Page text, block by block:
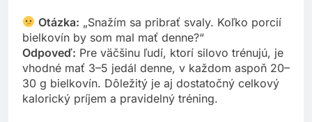
Otázka: „Snažím sa pribrať svaly. Koľko porcií
bielkovín by som mal mať denne?“
Odpoveď: Pre väčšinu ľudí, ktorí silovo trénujú, je
vhodné mať 3–5 jedál denne, v každom aspoň 20–
30 g bielkovín. Dôležitý je aj dostatočný celkový
kalorický príjem a pravidelný tréning.